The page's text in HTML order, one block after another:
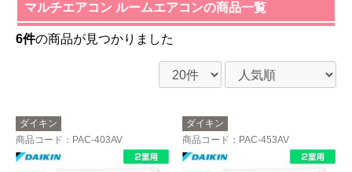
マルチエアコン ルームエアコンの商品一覧
6件の商品が見つかりました
ダイキン
商品コード ：PAC-403AV
ダイキン
商品コード ：PAC-453AV